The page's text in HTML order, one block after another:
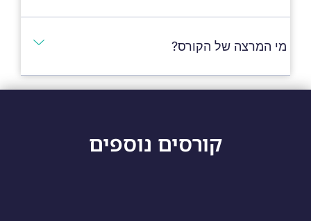
מי המרצה של הקורס?
קורסים נוספים